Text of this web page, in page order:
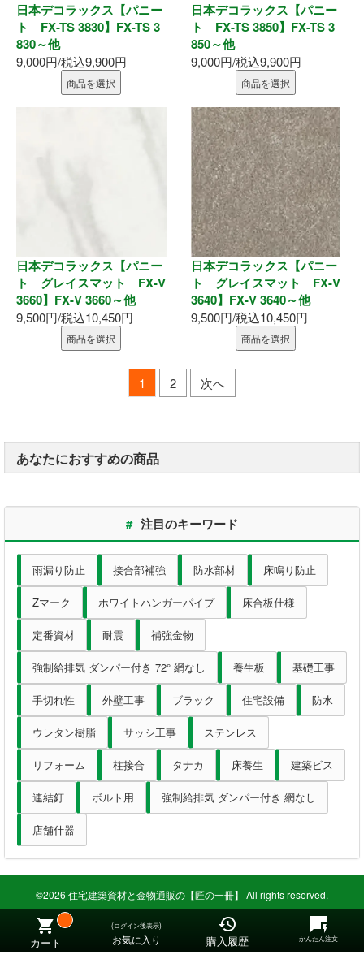
日本デコラックス【パニー
ト FX-TS 3830】FX-TS 3
830～他
9,000円/税込9,900円
商品を選択
日本デコラックス【パニー
ト FX-TS 3850】FX-TS 3
850～他
9,000円/税込9,900円
商品を選択
日本デコラックス【パニー
ト グレイスマット FX-V
3660】FX-V 3660～他
9,500円/税込10,450円
商品を選択
日本デコラックス【パニー
ト グレイスマット FX-V
3640】FX-V 3640～他
9,500円/税込10,450円
商品を選択
1 2 次へ
あなたにおすすめの商品
# 注目のキーワード
雨漏り防止 接合部補強 防水部材 床鳴り防止
Zマーク ホワイトハンガーパイプ 床合板仕様
定番資材 耐震 補強金物
強制給排気 ダンパー付き 72° 網なし 養生板 基礎工事
手切れ性 外壁工事 ブラック 住宅設備 防水
ウレタン樹脂 サッシ工事 ステンレス
リフォーム 柱接合 タナカ 床養生 建築ビス
連結釘 ボルト用 強制給排気 ダンパー付き 網なし
店舗什器
©2026 住宅建築資材と金物通販の【匠の一冊】 All rights reserved.
カート
(ログイン後表示)
お気に入り 購入履歴 かんたん注文